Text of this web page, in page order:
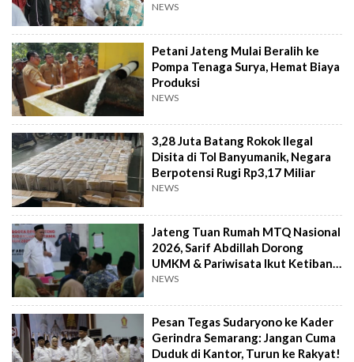
NEWS
Petani Jateng Mulai Beralih ke
Pompa Tenaga Surya, Hemat Biaya
Produksi
NEWS
3,28 Juta Batang Rokok Ilegal
Disita di Tol Banyumanik, Negara
Berpotensi Rugi Rp3,17 Miliar
NEWS
Jateng Tuan Rumah MTQ Nasional
2026, Sarif Abdillah Dorong
UMKM & Pariwisata Ikut Ketiban
Berkah
NEWS
Pesan Tegas Sudaryono ke Kader
Gerindra Semarang: Jangan Cuma
Duduk di Kantor, Turun ke Rakyat!